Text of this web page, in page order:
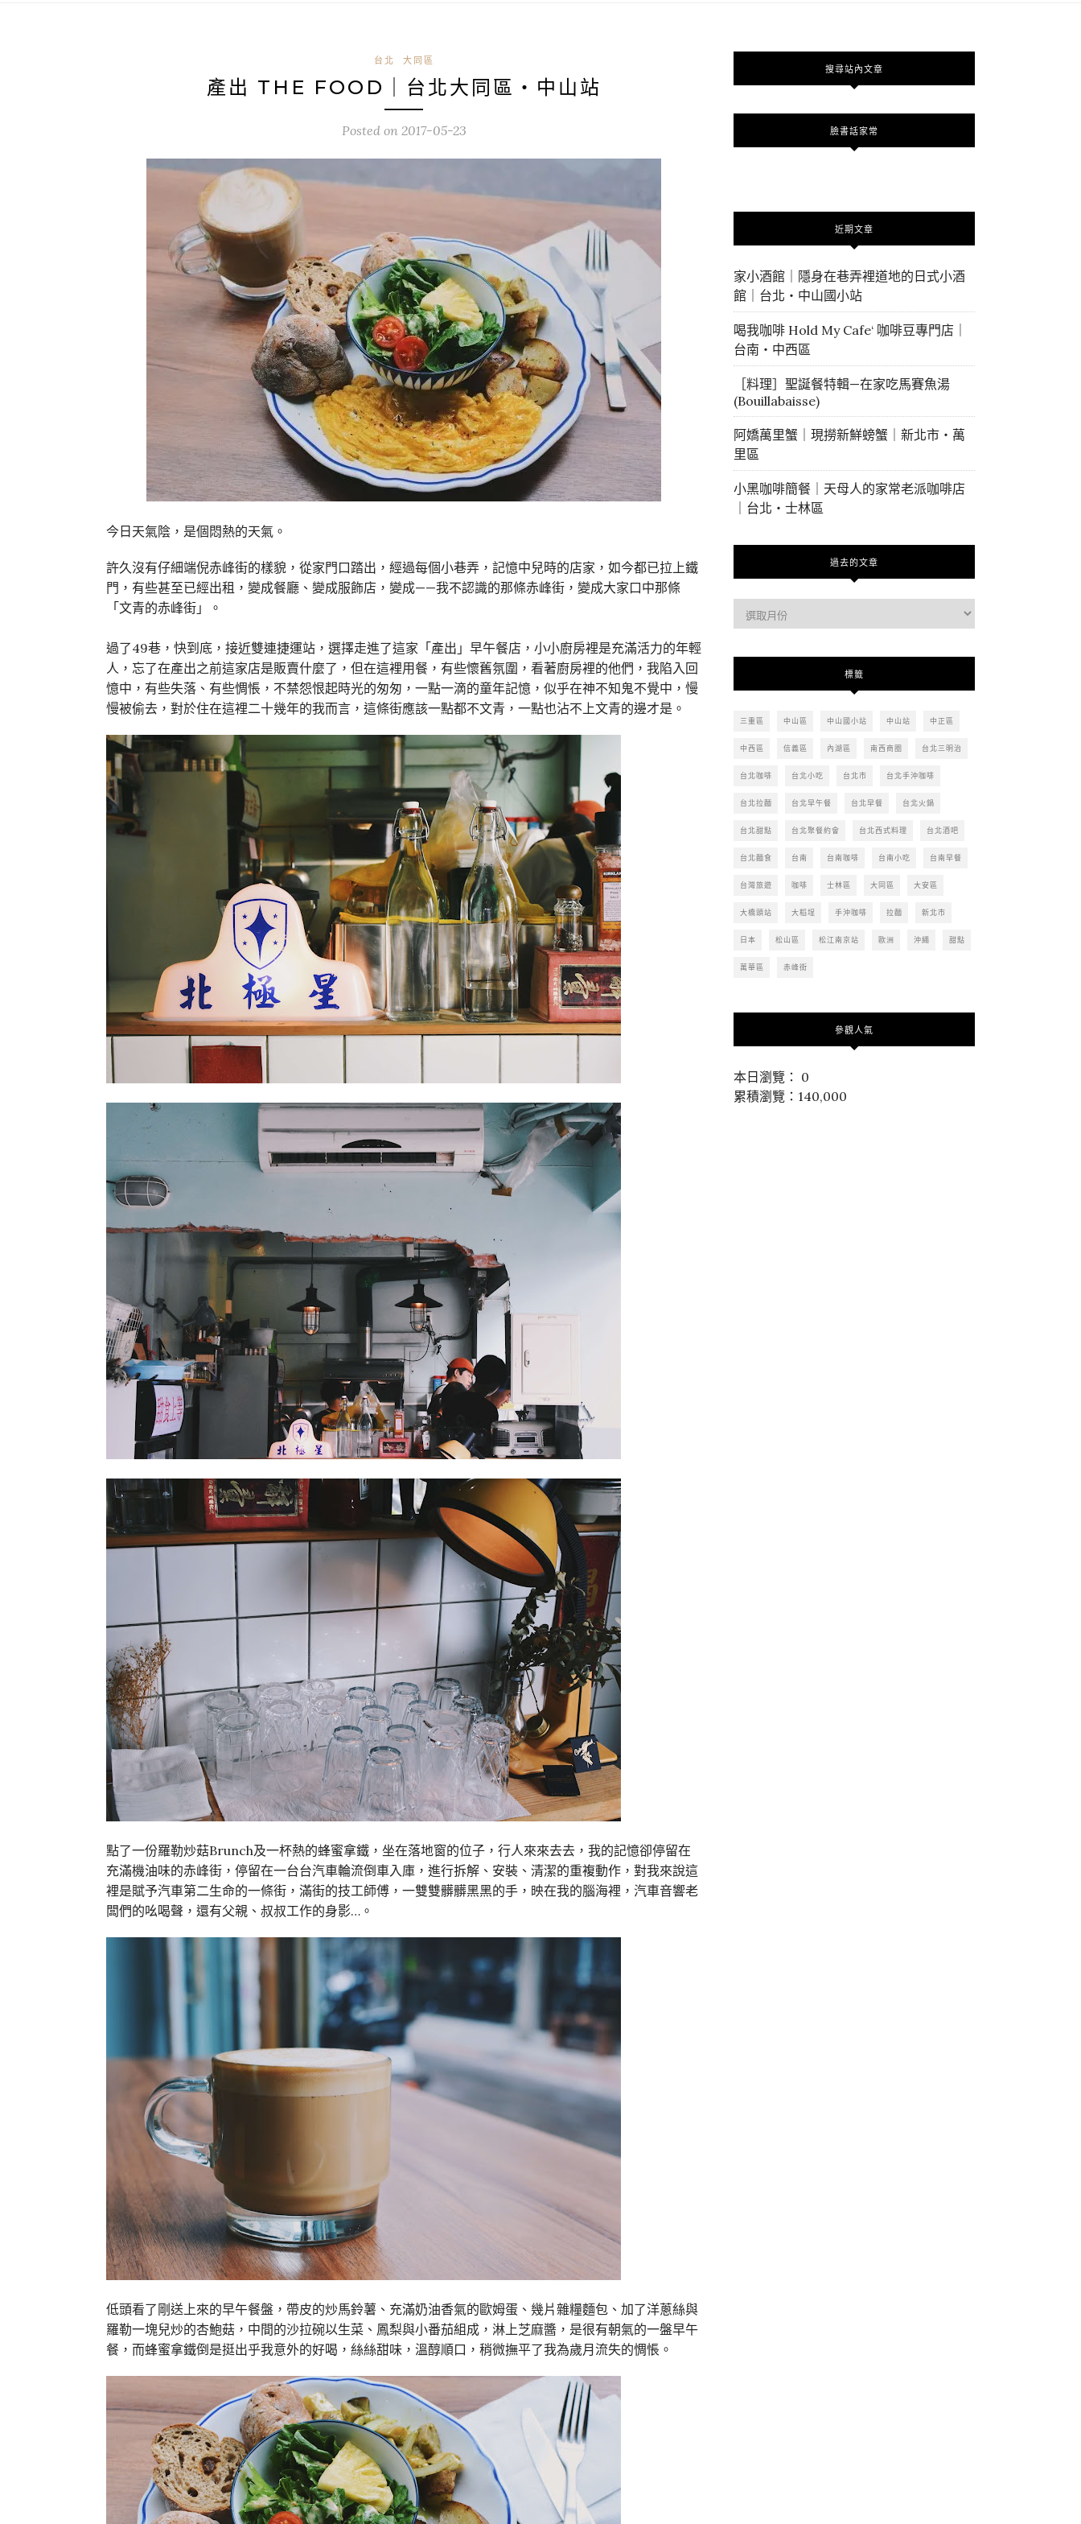
台北 大同區
產出 THE FOOD｜台北大同區・中山站
Posted on 2017-05-23
今日天氣陰，是個悶熱的天氣。
許久沒有仔細端倪赤峰街的樣貌，從家門口踏出，經過每個小巷弄，記憶中兒時的店家，如今都已拉上鐵
門，有些甚至已經出租，變成餐廳、變成服飾店，變成——我不認識的那條赤峰街，變成大家口中那條
「文青的赤峰街」。
過了49巷，快到底，接近雙連捷運站，選擇走進了這家「產出」早午餐店，小小廚房裡是充滿活力的年輕
人，忘了在產出之前這家店是販賣什麼了，但在這裡用餐，有些懷舊氛圍，看著廚房裡的他們，我陷入回
憶中，有些失落、有些惆悵，不禁怨恨起時光的匆匆，一點一滴的童年記憶，似乎在神不知鬼不覺中，慢
慢被偷去，對於住在這裡二十幾年的我而言，這條街應該一點都不文青，一點也沾不上文青的邊才是。
點了一份羅勒炒菇Brunch及一杯熱的蜂蜜拿鐵，坐在落地窗的位子，行人來來去去，我的記憶卻停留在
充滿機油味的赤峰街，停留在一台台汽車輪流倒車入庫，進行拆解、安裝、清潔的重複動作，對我來說這
裡是賦予汽車第二生命的一條街，滿街的技工師傅，一雙雙髒髒黑黑的手，映在我的腦海裡，汽車音響老
闆們的吆喝聲，還有父親、叔叔工作的身影…。
低頭看了剛送上來的早午餐盤，帶皮的炒馬鈴薯、充滿奶油香氣的歐姆蛋、幾片雜糧麵包、加了洋蔥絲與
羅勒一塊兒炒的杏鮑菇，中間的沙拉碗以生菜、鳳梨與小番茄組成，淋上芝麻醬，是很有朝氣的一盤早午
餐，而蜂蜜拿鐵倒是挺出乎我意外的好喝，絲絲甜味，溫醇順口，稍微撫平了我為歲月流失的惆悵。
搜尋站內文章
臉書話家常
近期文章
家小酒館｜隱身在巷弄裡道地的日式小酒
館｜台北・中山國小站
喝我咖啡 Hold My Cafe‘ 咖啡豆專門店｜
台南・中西區
［料理］聖誕餐特輯—在家吃馬賽魚湯
(Bouillabaisse)
阿嬌萬里蟹｜現撈新鮮螃蟹｜新北市・萬
里區
小黑咖啡簡餐｜天母人的家常老派咖啡店
｜台北・士林區
過去的文章
去
標籤
三重區 中山區 中山國小站 中山站 中正區
中西區 信義區 內湖區 南西商圈 台北三明治
台北咖啡 台北小吃 台北市 台北手沖咖啡
台北拉麵 台北早午餐 台北早餐 台北火鍋
台北甜點 台北聚餐約會 台北西式料理 台北酒吧
台北麵食 台南 台南咖啡 台南小吃 台南早餐
台灣旅遊 咖啡 士林區 大同區 大安區
大橋頭站 大稻埕 手沖咖啡 拉麵 新北市
日本 松山區 松江南京站 歐洲 沖繩 甜點
萬華區 赤峰街
參觀人氣
本日瀏覽： 0
累積瀏覽：140,000